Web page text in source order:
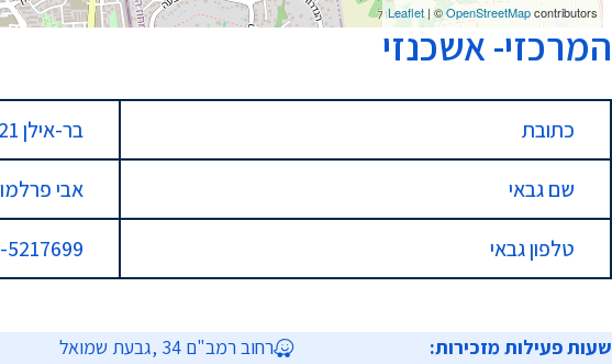
Leaflet | ©OpenStreetMapcontributors
המרכזי- אשכנזי
כתובת בר-אילן 21 גבעת שמואל
שם גבאי אבי
טלפון גבאי 5684302 050-5886478 054-6272954
רחוב רמב"ם 34 ,גבעת שמואל
שעות פעילות מזכירות: